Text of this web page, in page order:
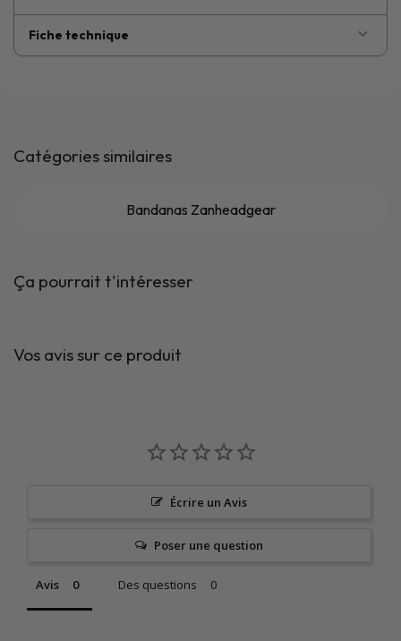
Fiche technique
Catégories similaires
Bandanas Zanheadgear
Ça pourrait t'intéresser
Vos avis sur ce produit
Écrire un Avis
Poser une question
Avis Des questions